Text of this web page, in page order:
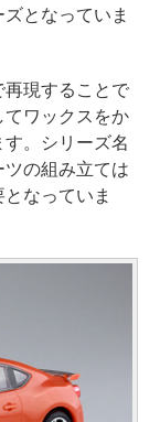
となっていま
現することで
ワックスをか
。シリーズ名
の組み立ては
なっていま